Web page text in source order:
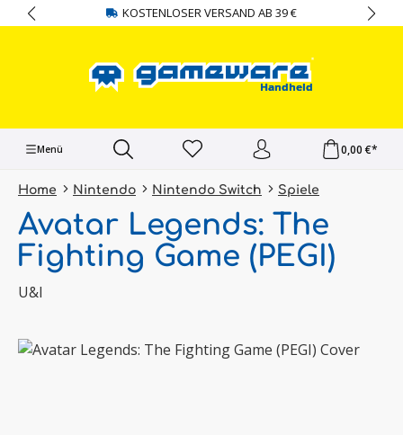
springen KOSTENLOSER VERSAND AB 39 €
Menü 0,00 €*
Home Nintendo Nintendo Switch Spiele
Avatar Legends: The
Fighting Game (PEGI)
U&I
Bildergalerie überspringen